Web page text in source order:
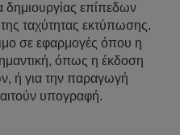
δημιουργίας επίπεδων
ταχύτητας εκτύπωσης.
σε εφαρμογές όπου η
όπως η έκδοση
ή για την παραγωγή
υπογραφή.